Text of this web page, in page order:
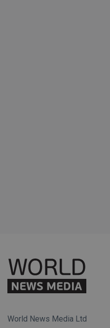
World News Media Ltd